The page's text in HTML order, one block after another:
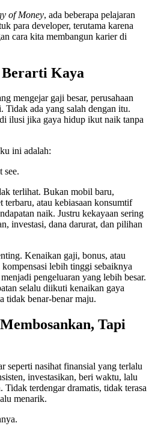
of Money, ada beberapa pelajaran
para developer, terutama karena
cara kita membangun karier di
Kaya
mengejar gaji besar, perusahaan
Tidak ada yang salah dengan itu.
ilusi jika gaya hidup ikut naik tanpa
ini adalah:
see.
terlihat. Bukan mobil baru,
terbaru, atau kebiasaan konsumtif
naik. Justru kekayaan sering
investasi, dana darurat, dan pilihan
Kenaikan gaji, bonus, atau
lebih tinggi sebaiknya
pengeluaran yang lebih besar.
selalu diikuti kenaikan gaya
tidak benar-benar maju.
Tapi
seperti nasihat finansial yang terlalu
investasikan, beri waktu, lalu
terdengar dramatis, tidak terasa
menarik.